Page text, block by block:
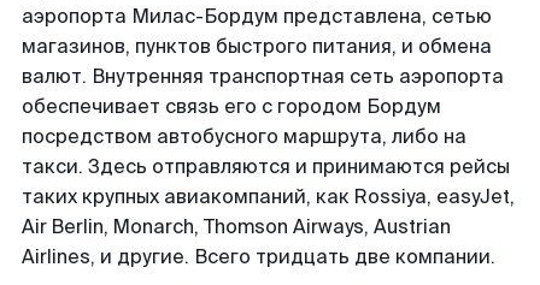
аэропорта Милас-Бордум представлена, сетью
магазинов, пунктов быстрого питания, и обмена
валют. Внутренняя транспортная сеть аэропорта
обеспечивает связь его с городом Бордум
посредством автобусного маршрута, либо на
такси. Здесь отправляются и принимаются рейсы
таких крупных авиакомпаний, как Rossiya, easyJet,
Air Berlin, Monarch, Thomson Airways, Austrian
Airlines, и другие. Всего тридцать две компании.